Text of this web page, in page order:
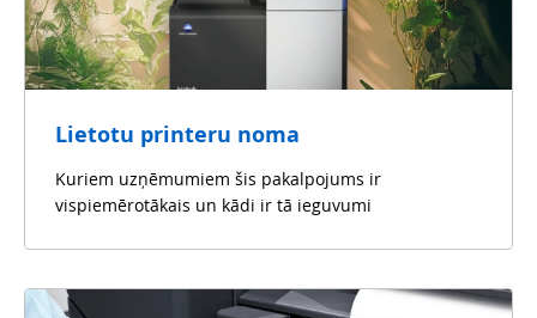
Lietotu printeru noma
Kuriem uzņēmumiem šis pakalpojums ir
vispiemērotākais un kādi ir tā ieguvumi